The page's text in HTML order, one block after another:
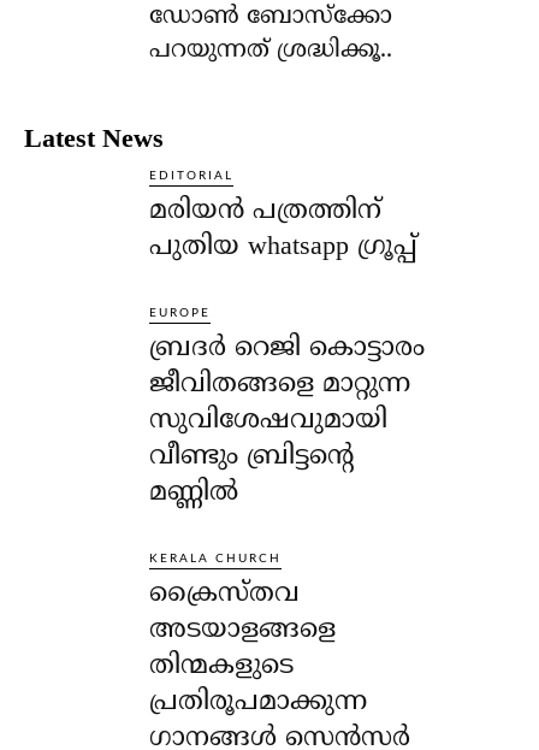
ഡോണ്‍ ബോസ്‌ക്കോ
പറയുന്നത് ശ്രദ്ധിക്കൂ..
Latest News
EDITORIAL
മരിയൻ പത്രത്തിന്
പുതിയ whatsapp ഗ്രൂപ്പ്
EUROPE
ബ്രദർ റെജി കൊട്ടാരം
ജീവിതങ്ങളെ മാറ്റുന്ന
സുവിശേഷവുമായി
വീണ്ടും ബ്രിട്ടന്റെ
മണ്ണിൽ
KERALA CHURCH
ക്രൈസ്തവ
അടയാളങ്ങളെ
തിന്മകളുടെ
പ്രതിരൂപമാക്കുന്ന
ഗാനങ്ങൾ സെൻസർ